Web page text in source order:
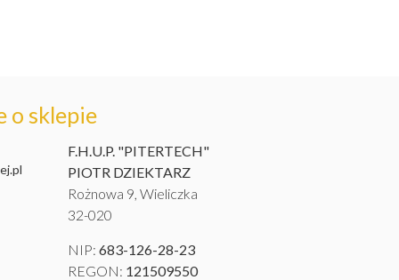
o sklepie
F.H.U.P. "PITERTECH"
PIOTR DZIEKTARZ
Rożnowa 9, Wieliczka
32-020
NIP: 683-126-28-23
REGON: 121509550